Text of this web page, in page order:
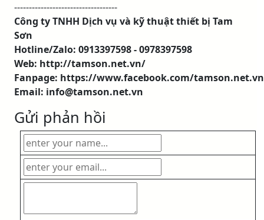
-----------------------------------
Công ty TNHH Dịch vụ và kỹ thuật thiết bị Tam
Sơn
Hotline/Zalo: 0913397598 - 0978397598
Web: http://tamson.net.vn/
Fanpage: https://www.facebook.com/tamson.net.vn
Email: info@tamson.net.vn
Gửi phản hồi